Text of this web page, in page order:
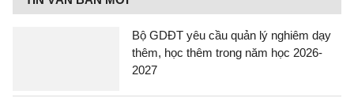
Bộ GDĐT yêu cầu quản lý nghiêm dạy
thêm, học thêm trong năm học 2026-
2027